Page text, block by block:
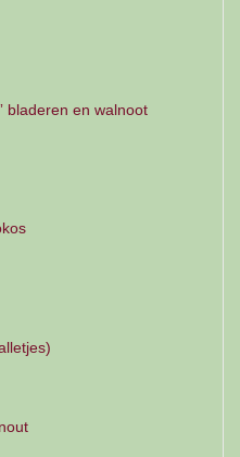
bladeren en walnoot